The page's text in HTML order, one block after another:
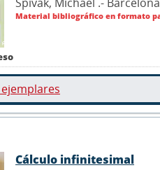
Material bibliográfico en formato
Cálculo infinitesimal